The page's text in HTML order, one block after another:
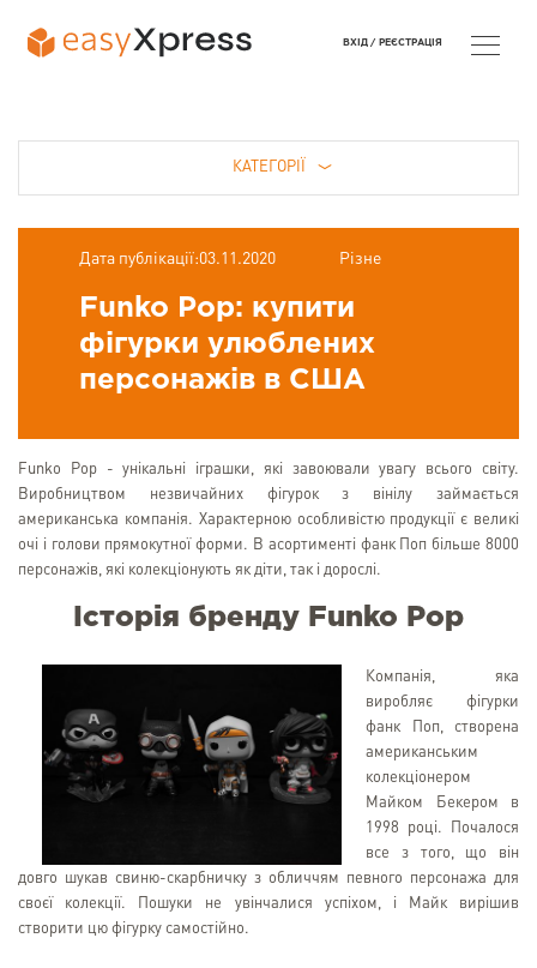
КАТЕГОРІЇ
Дата публікації:03.11.2020 Різне
Funko Pop: купити
фігурки улюблених
персонажів в США
Funko Pop - унікальні іграшки, які завоювали увагу всього світу.
Виробництвом незвичайних фігурок з вінілу займається
американська компанія. Характерною особливістю продукції є великі
очі і голови прямокутної форми. В асортименті фанк Поп більше 8000
персонажів, які колекціонують як діти, так і дорослі.
Історія бренду Funko Pop
Компанія, яка
виробляє фігурки
фанк Поп, створена
американським
колекціонером
Майком Бекером в
1998 році. Почалося
все з того, що він
довго шукав свиню-скарбничку з обличчям певного персонажа для
своєї колекції. Пошуки не увінчалися успіхом, і Майк вирішив
створити цю фігурку самостійно.
ВХІД / РЕЄСТРАЦІЯ